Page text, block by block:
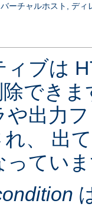
ーチャルホスト, ディ
ィブは
でき
や出力
、 出
ってい